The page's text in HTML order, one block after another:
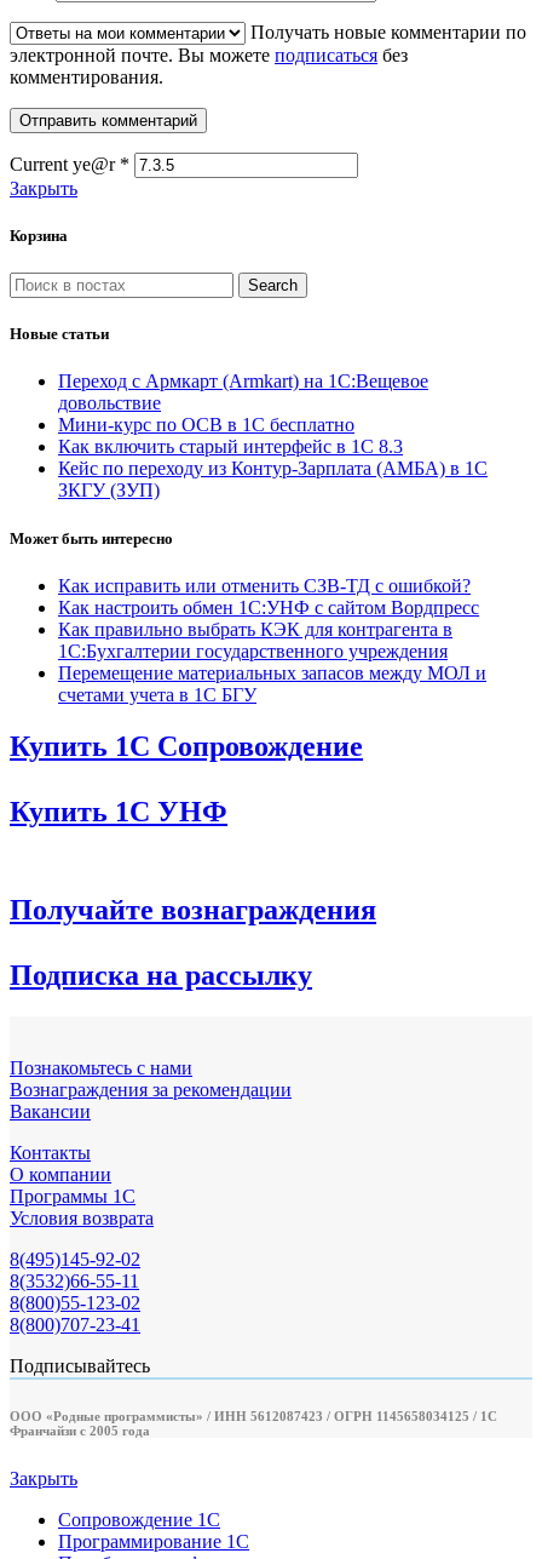
Получать новые комментарии по
электронной почте. Вы можете подписаться без
комментирования.
Current ye@r *
Закрыть
Корзина
Search
Новые статьи
Переход с Армкарт (Armkart) на 1С:Вещевое
довольствие
Мини-курс по ОСВ в 1С бесплатно
Как включить старый интерфейс в 1С 8.3
Кейс по переходу из Контур-Зарплата (АМБА) в 1С
ЗКГУ (ЗУП)
Может быть интересно
Как исправить или отменить СЗВ-ТД с ошибкой?
Как настроить обмен 1С:УНФ с сайтом Вордпресс
Как правильно выбрать КЭК для контрагента в
1С:Бухгалтерии государственного учреждения
Перемещение материальных запасов между МОЛ и
счетами учета в 1С БГУ
Купить 1С Сопровождение
Купить 1С УНФ
Получайте вознаграждения
Подписка на рассылку
Познакомьтесь с нами
Вознаграждения за рекомендации
Вакансии
Контакты
О компании
Программы 1С
Условия возврата
8(495)145-92-02
8(3532)66-55-11
8(800)55-123-02
8(800)707-23-41
Подписывайтесь
ООО «Родные программисты» / ИНН 5612087423 / ОГРН 1145658034125 / 1С
Франчайзи с 2005 года
Закрыть
Сопровождение 1С
Программирование 1С